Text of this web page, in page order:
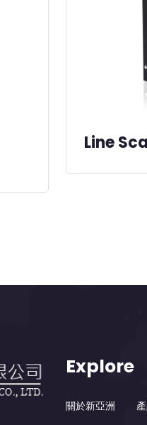
Line
Explore
關於新亞洲